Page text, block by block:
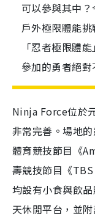
可以參與其中
戶外極限體能
「忍者極限體
參加的勇者絕對
Ninja Force位於
非常完善。場地
體育競技節目《
壽競技節目《
均設有小食與飲
天休閒平台，並